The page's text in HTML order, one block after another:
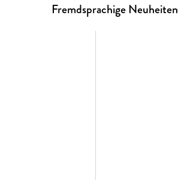
Fremdsprachige Neuheiten